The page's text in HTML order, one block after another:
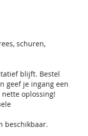
schuren,
blijft. Bestel
geef je ingang een
oplossing!
beschikbaar.